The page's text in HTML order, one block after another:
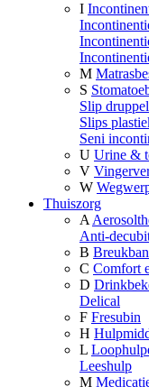
I
M
S
Slip
Slips
Seni
U Urine &
V
W
Thuiszorg
A
Anti-
B
C Comfort
D
Delical
F Fresubin
H
L
Leeshulp
M